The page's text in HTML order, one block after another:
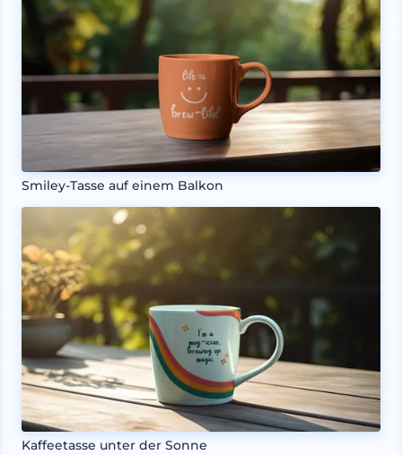
Smiley-Tasse auf einem Balkon
Kaffeetasse unter der Sonne